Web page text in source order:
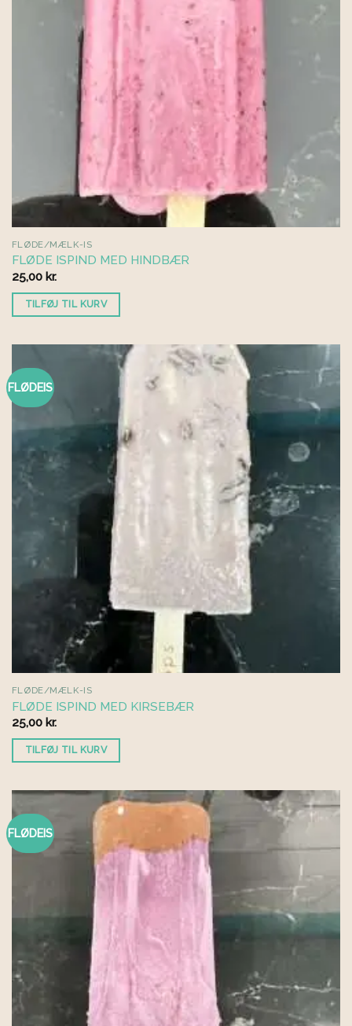
FLØDE/MÆLK-IS
FLØDE ISPIND MED HINDBÆR
25,00 kr.
TILFØJ TIL KURV
FLØDEIS
FLØDE/MÆLK-IS
FLØDE ISPIND MED KIRSEBÆR
25,00 kr.
TILFØJ TIL KURV
FLØDEIS